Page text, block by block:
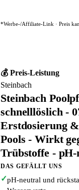
*Werbe-/Affiliate-Link · Preis
💰 Preis-Leistung
Steinbach
Steinbach
schnelllöslich -
Erstdosierung
Pools - Wirkt
Trübstoffe -
DAS GEFÄLLT UNS
✓pH-neutral und